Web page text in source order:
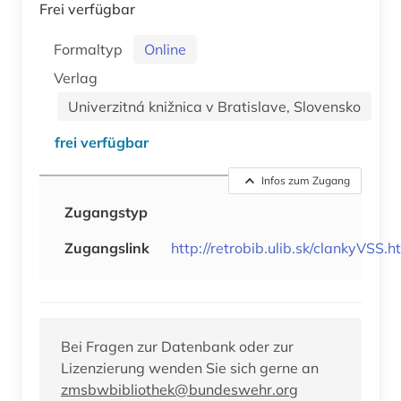
Frei verfügbar
Formaltyp
Online
Verlag
Univerzitná knižnica v Bratislave, Slovensko
frei verfügbar
Infos zum Zugang
Zugangstyp
Zugangslink
http://retrobib.ulib.sk/
Bei Fragen zur Datenbank oder zur
Lizenzierung wenden Sie sich gerne an
zmsbwbibliothek@bundeswehr.org